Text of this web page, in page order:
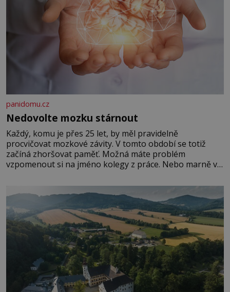
panidomu.cz
Nedovolte mozku stárnout
Každý, komu je přes 25 let, by měl pravidelně
procvičovat mozkové závity. V tomto období se totiž
začíná zhoršovat paměť. Možná máte problém
vzpomenout si na jméno kolegy z práce. Nebo marně v
Je to opravdu tak, s věkem jako kdyby se paměť
rozhodla stávkovat. Cvičte